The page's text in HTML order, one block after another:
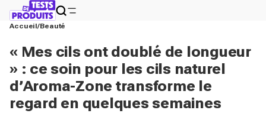
Accueil Beauté
« Mes cils ont doublé de longueur
» : ce soin pour les cils naturel
d’Aroma-Zone transforme le
regard en quelques semaines